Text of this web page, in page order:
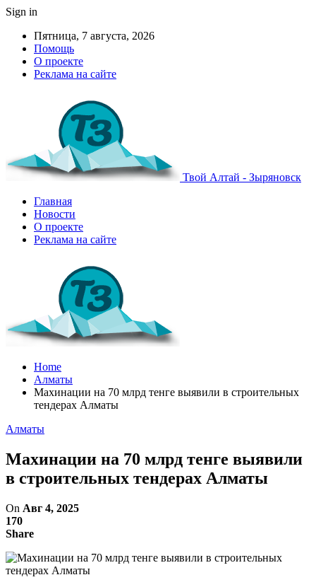
Sign in
Пятница, 7 августа, 2026
Помощь
О проекте
Реклама на сайте
Твой Алтай - Зыряновск
Главная
Новости
О проекте
Реклама на сайте
Home
Алматы
Махинации на 70 млрд тенге выявили в строительных
тендерах Алматы
Алматы
Махинации на 70 млрд тенге выявили
в строительных тендерах Алматы
On Авг 4, 2025
170
Share